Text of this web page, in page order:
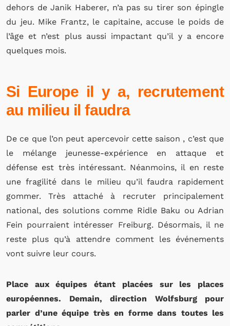
dehors de Janik Haberer, n’a pas su tirer son épingle
du jeu. Mike Frantz, le capitaine, accuse le poids de
l’âge et n’est plus aussi impactant qu’il y a encore
quelques mois.
Si Europe il y a, recrutement
au milieu il faudra
De ce que l’on peut apercevoir cette saison , c’est que
le mélange jeunesse-expérience en attaque et
défense est très intéressant. Néanmoins, il en reste
une fragilité dans le milieu qu’il faudra rapidement
gommer. Très attaché à recruter principalement
national, des solutions comme Ridle Baku ou Adrian
Fein pourraient intéresser Freiburg. Désormais, il ne
reste plus qu’à attendre comment les événements
vont suivre leur cours.
Place aux équipes étant placées sur les places
européennes. Demain, direction Wolfsburg pour
parler d’une équipe très en forme dans toutes les